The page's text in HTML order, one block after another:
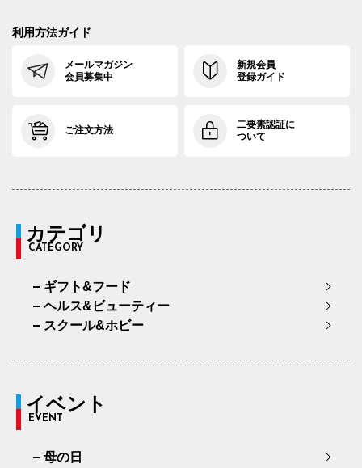
利用方法ガイド
メールマガジン
会員募集中
新規会員
登録ガイド
ご注文方法
二要素認証に
ついて
カテゴリ
CATEGORY
ギフト&フード
ヘルス&ビューティー
スクール&ホビー
イベント
EVENT
母の日